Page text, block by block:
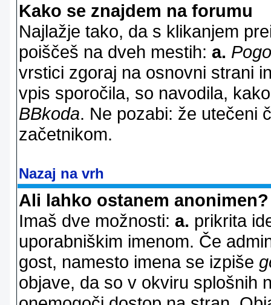
Kako se znajdem na forumu
Najlažje tako, da s klikanjem
poiščeš na dveh mestih: a.
vrstici zgoraj na osnovni strani
vpis sporočila, so navodila,
BBkoda. Ne pozabi: že utečeni
začetnikom.
Nazaj na vrh
Ali lahko ostanem anonimen?
Imaš dve možnosti: a. prikrita
uporabniškim imenom. Če
gost, namesto imena se izpiše
objave, da so v okviru splošnih